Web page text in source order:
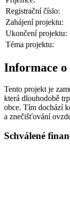
Registrační číslo:
Zahájení projektu:
Ukončení projektu:
Téma projektu:
Informace
Tento projekt je
která dlouhodobě
obce. Tím dochází
a znečišťování
Schválené